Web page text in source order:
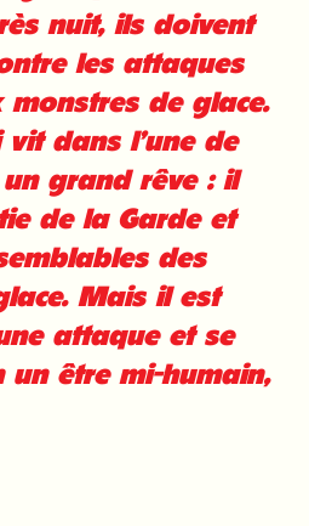
nuit, ils doivent
les attaques
de glace.
vit dans l’une de
grand rêve : il
de la Garde et
des
Mais il est
attaque et se
un être mi-humain,